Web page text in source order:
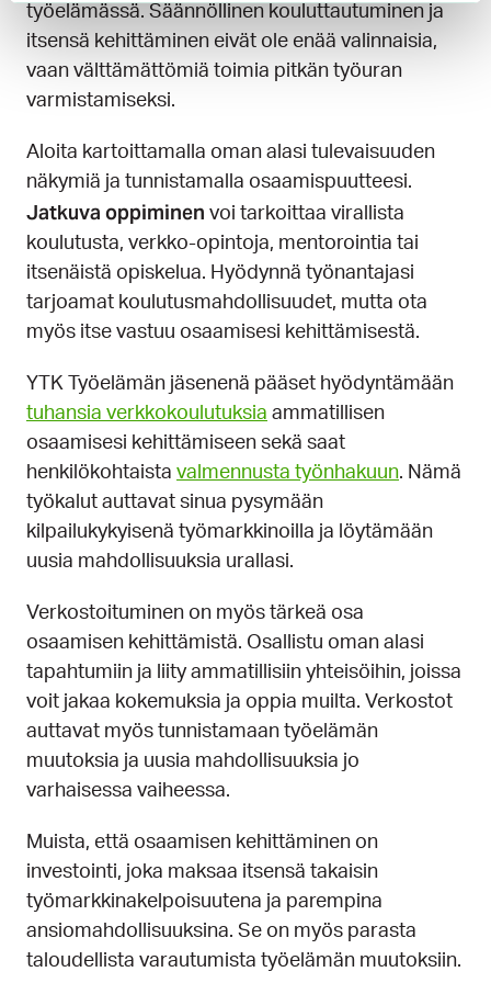
työelämässä. Säännöllinen kouluttautuminen ja
itsensä kehittäminen eivät ole enää valinnaisia,
vaan välttämättömiä toimia pitkän työuran
varmistamiseksi.
Aloita kartoittamalla oman alasi tulevaisuuden
näkymiä ja tunnistamalla osaamispuutteesi.
Jatkuva oppiminen voi tarkoittaa virallista
koulutusta, verkko-opintoja, mentorointia tai
itsenäistä opiskelua. Hyödynnä työnantajasi
tarjoamat koulutusmahdollisuudet, mutta ota
myös itse vastuu osaamisesi kehittämisestä.
YTK Työelämän jäsenenä pääset hyödyntämään
tuhansia verkkokoulutuksia ammatillisen
osaamisesi kehittämiseen sekä saat
henkilökohtaista valmennusta työnhakuun. Nämä
työkalut auttavat sinua pysymään
kilpailukykyisenä työmarkkinoilla ja löytämään
uusia mahdollisuuksia urallasi.
Verkostoituminen on myös tärkeä osa
osaamisen kehittämistä. Osallistu oman alasi
tapahtumiin ja liity ammatillisiin yhteisöihin, joissa
voit jakaa kokemuksia ja oppia muilta. Verkostot
auttavat myös tunnistamaan työelämän
muutoksia ja uusia mahdollisuuksia jo
varhaisessa vaiheessa.
Muista, että osaamisen kehittäminen on
investointi, joka maksaa itsensä takaisin
työmarkkinakelpoisuutena ja parempina
ansiomahdollisuuksina. Se on myös parasta
taloudellista varautumista työelämän muutoksiin.